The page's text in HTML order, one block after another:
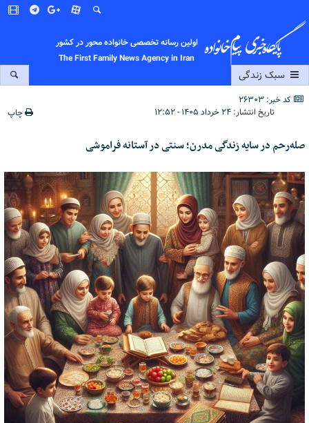
اولین رسانه تخصصی خانواده محور در کشور
The First Family News Agency in Iran
سبک زندگی
کد خبر: 26303
تاریخ انتشار:۲۴ خرداد ۱۴۰۵ - ۱۲:۵۲ چاپ
صله‌رحم در سایه زندگی مدرن؛ سنتی در آستانه فراموشی